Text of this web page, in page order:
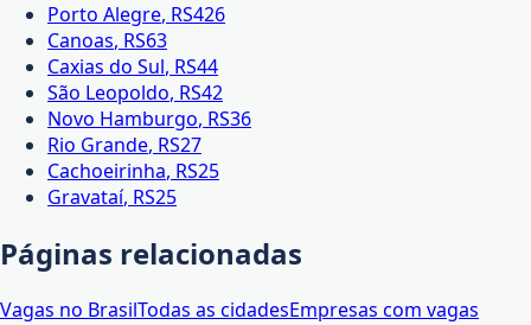
Porto Alegre, RS426
Canoas, RS63
Caxias do Sul, RS44
São Leopoldo, RS42
Novo Hamburgo, RS36
Rio Grande, RS27
Cachoeirinha, RS25
Gravataí, RS25
Páginas relacionadas
Vagas no BrasilTodas as cidadesEmpresas com vagas